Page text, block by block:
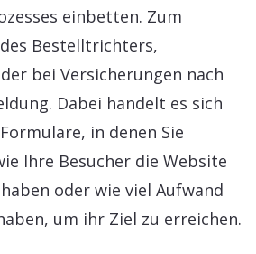
einbetten. Zum
Bestelltrichters,
bei Versicherungen nach
Dabei handelt es sich
in denen Sie
Ihre Besucher die Website
oder wie viel Aufwand
um ihr Ziel zu erreichen.